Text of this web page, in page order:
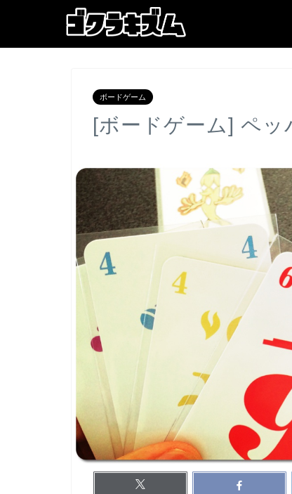
ボードゲーム
[ボードゲーム] ペッ